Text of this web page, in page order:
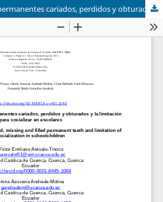
Promedio de dientes permanentes cariados, perdidos y obturados y la limitación para socializar en escolares